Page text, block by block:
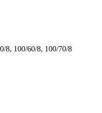
8, 100/60/8, 100/70/8